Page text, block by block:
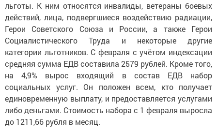
льготы. К ним относятся инвалиды, ветераны боевых
действий, лица, подвергшиеся воздействию радиации,
Герои Советского Союза и России, а также Герои
Социалистического Труда и некоторые другие
категории льготников. С февраля с учётом индексации
средняя сумма ЕДВ составила 2579 рублей. Кроме того,
на 4,9% вырос входящий в состав ЕДВ набор
социальных услуг. Он положен всем, кто получает
единовременную выплату, и предоставляется услугами
либо деньгами. Стоимость набора с 1 февраля выросла
до 1211,66 рубля в месяц.